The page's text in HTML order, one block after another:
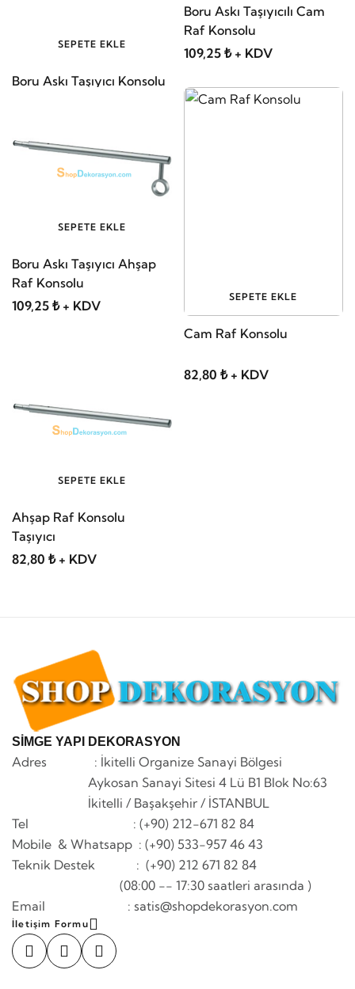
SEPETE EKLE
Boru Askı Taşıyıcı Konsolu
Boru Askı Taşıyıcılı Cam
Raf Konsolu
109,25 ₺ + KDV
SEPETE EKLE
Boru Askı Taşıyıcı Ahşap
Raf Konsolu
109,25 ₺ + KDV
SEPETE EKLE
Cam Raf Konsolu
82,80 ₺ + KDV
SEPETE EKLE
Ahşap Raf Konsolu
Taşıyıcı
82,80 ₺ + KDV
SİMGE YAPI DEKORASYON
Adres : İkitelli Organize Sanayi Bölgesi
Aykosan Sanayi Sitesi 4 Lü B1 Blok No:63
İkitelli / Başakşehir / İSTANBUL
Tel : (+90) 212-671 82 84
Mobile & Whatsapp : (+90) 533-957 46 43
Teknik Destek : (+90) 212 671 82 84
(08:00 -- 17:30 saatleri arasında )
Email : satis@shopdekorasyon.com
İletişim Formu